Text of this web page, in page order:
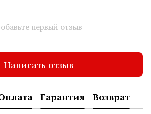
первый отзыв
Написать отзыв
Гарантия Возврат